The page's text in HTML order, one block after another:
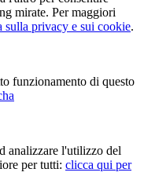
mirate. Per maggiori
sulla privacy e sui cookie.
funzionamento di questo
analizzare l'utilizzo del
per tutti: clicca qui per